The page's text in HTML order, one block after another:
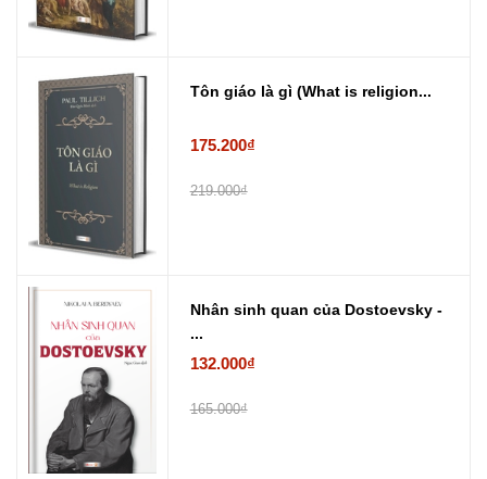
Tôn giáo là gì (What is religion...
175.200₫
219.000₫
Nhân sinh quan của Dostoevsky -
...
132.000₫
165.000₫